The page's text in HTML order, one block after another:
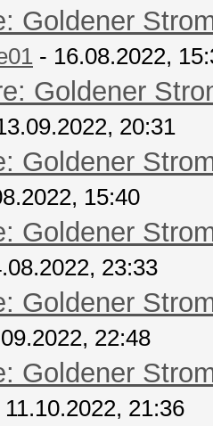
Goldener
- 16.08.2022,
Goldener
20:31
Goldener
15:40
Goldener
23:33
Goldener
22:48
Goldener
11.10.2022, 21:36